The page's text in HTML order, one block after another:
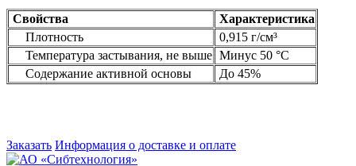
Свойства
Характеристика
Плотность
0,915 г/см³
Температура застывания, не выше Минус 50 °С
Содержание активной основы
До 45%
Заказать Информация о доставке и оплате